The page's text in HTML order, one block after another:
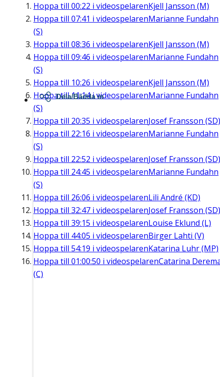
Hoppa till 00:22 i videospelarenKjell Jansson (M)
Hoppa till 07:41 i videospelarenMarianne Fundahn
(S)
Hoppa till 08:36 i videospelarenKjell Jansson (M)
Hoppa till 09:46 i videospelarenMarianne Fundahn
(S)
Hoppa till 10:26 i videospelarenKjell Jansson (M)
Hoppa till11:14i videospelarenMarianne Fundahn
(S)
Hoppa till 20:35 i videospelarenJosef Fransson (SD)
Hoppa till 22:16 i videospelarenMarianne Fundahn
(S)
Hoppa till 22:52 i videospelarenJosef Fransson (SD)
Hoppa till 24:45 i videospelarenMarianne Fundahn
(S)
Hoppa till 26:06 i videospelarenLili André (KD)
Hoppa till 32:47 i videospelarenJosef Fransson (SD)
Hoppa till 39:15 i videospelarenLouise Eklund (L)
Hoppa till 44:05 i videospelarenBirger Lahti (V)
Hoppa till 54:19 i videospelarenKatarina Luhr (MP)
Hoppa till 01:00:50 i videospelarenCatarina
(C)
Dela/Bädda in